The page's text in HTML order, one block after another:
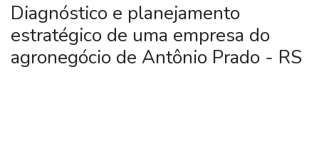
Diagnóstico e planejamento
estratégico de uma empresa do
agronegócio de Antônio Prado - RS